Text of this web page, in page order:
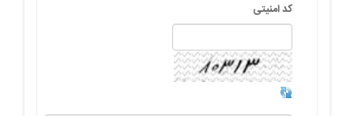
کد امنیتی